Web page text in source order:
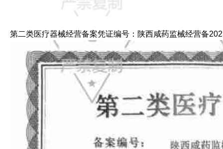
第二类医疗器械经营备案凭证编号：陕西咸药监械经营备